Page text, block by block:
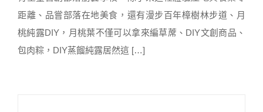
距離、品嘗部落在地美食，還有漫步百年樟樹林步道、月
桃純露DIY，月桃葉不僅可以拿來編草蓆、DIY文創商品、
包肉粽，DIY蒸餾純露居然這 […]